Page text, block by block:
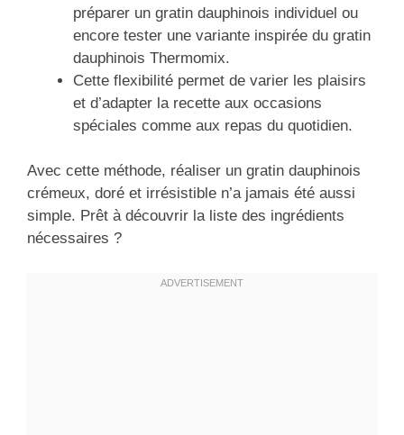
préparer un gratin dauphinois individuel ou
encore tester une variante inspirée du gratin
dauphinois Thermomix.
Cette flexibilité permet de varier les plaisirs
et d’adapter la recette aux occasions
spéciales comme aux repas du quotidien.
Avec cette méthode, réaliser un gratin dauphinois
crémeux, doré et irrésistible n’a jamais été aussi
simple. Prêt à découvrir la liste des ingrédients
nécessaires ?